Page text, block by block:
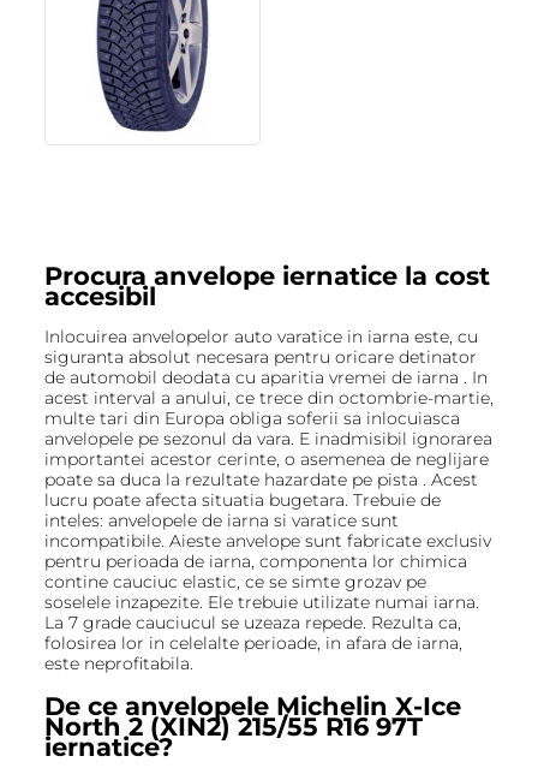
Procura anvelope iernatice la cost
accesibil
Inlocuirea anvelopelor auto varatice in iarna este, cu
siguranta absolut necesara pentru oricare detinator
de automobil deodata cu aparitia vremei de iarna . In
acest interval a anului, ce trece din octombrie-martie,
multe tari din Europa obliga soferii sa inlocuiasca
anvelopele pe sezonul da vara. E inadmisibil ignorarea
importantei acestor cerinte, o asemenea de neglijare
poate sa duca la rezultate hazardate pe pista . Acest
lucru poate afecta situatia bugetara. Trebuie de
inteles: anvelopele de iarna si varatice sunt
incompatibile. Aieste anvelope sunt fabricate exclusiv
pentru perioada de iarna, componenta lor chimica
contine cauciuc elastic, ce se simte grozav pe
soselele inzapezite. Ele trebuie utilizate numai iarna.
La 7 grade cauciucul se uzeaza repede. Rezulta ca,
folosirea lor in celelalte perioade, in afara de iarna,
este neprofitabila.
De ce anvelopele Michelin X-Ice
North 2 (XIN2) 215/55 R16 97T
iernatice?